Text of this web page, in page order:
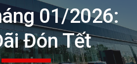
01/2026:
Đón Tết